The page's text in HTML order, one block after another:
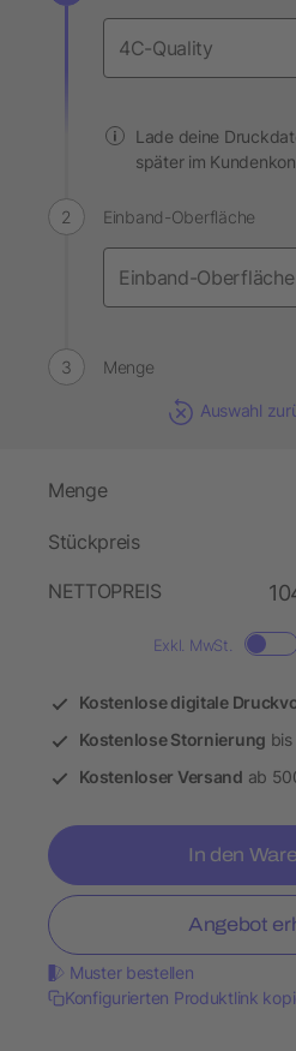
Lade deine
später im
Einband-Oberfläche
Menge
Auswahl
Menge
Stückpreis
NETTOPREIS
Exkl. MwSt.
Kostenlose digitale
Kostenlose Stornierung
Kostenloser Versand ab
In den
Angebot
Muster bestellen
Konfigurierten Produktlink